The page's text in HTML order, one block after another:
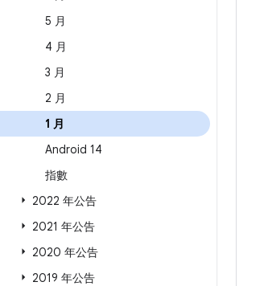
5 月
4 月
3 月
2 月
1 月
Android 14
指數
2022 年公告
2021 年公告
2020 年公告
2019 年公告